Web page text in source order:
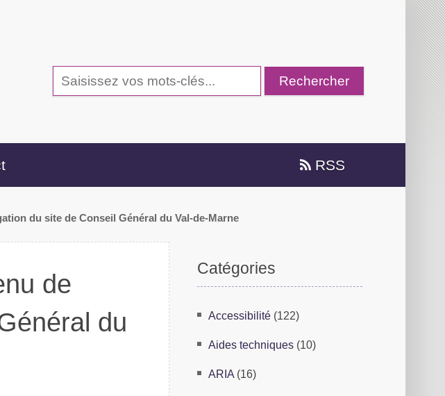
RSS
du site de Conseil Général du Val-de-Marne
de
du
Catégories
Accessibilité (122)
Aides techniques (10)
ARIA (16)